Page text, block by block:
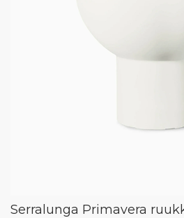
Serralunga Primavera